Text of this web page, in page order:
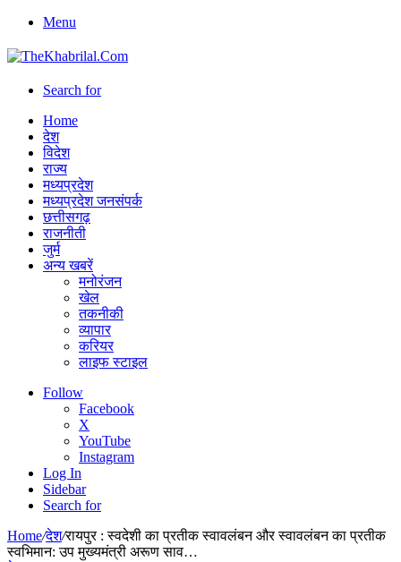
Menu
Search for
Home
देश
विदेश
राज्य
मध्यप्रदेश
मध्यप्रदेश जनसंपर्क
छत्तीसगढ़
राजनीती
जुर्म
अन्य खबरें
मनोरंजन
खेल
तकनीकी
व्यापार
करियर
लाइफ स्टाइल
Follow
Facebook
X
YouTube
Instagram
Log In
Sidebar
Search for
Home/देश/रायपुर : स्वदेशी का प्रतीक स्वावलंबन और स्वावलंबन का प्रतीक
स्वभिमान: उप मुख्यमंत्री अरूण साव…